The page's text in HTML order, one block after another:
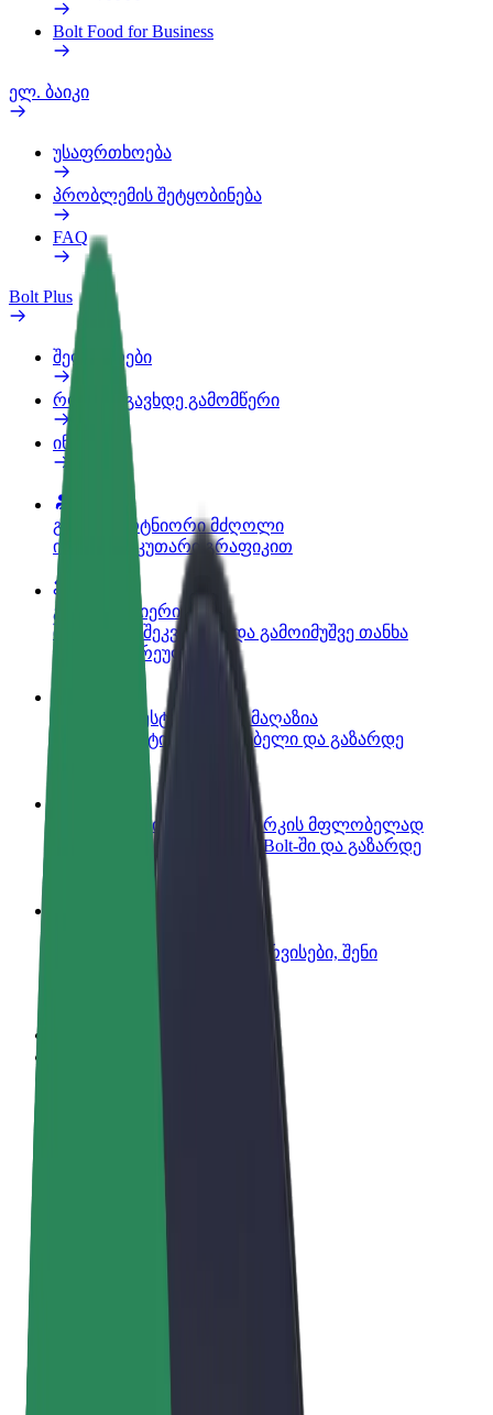
Bolt Food for Business
ელ. ბაიკი
უსაფრთხოება
პრობლემის შეტყობინება
FAQ
Bolt Plus
შეღავათები
როგორ გავხდე გამომწერი
ინფო
გახდი პარტნიორი მძღოლი
იმუშავე საკუთარი გრაფიკით
გახდი კურიერი
შეასრულე შეკვეთები და გამოიმუშვე თანხა
ყოველკვირეულად
დაამატე რესტორანი ან მაღაზია
მოიზიდე მეტი მომხმარებელი და გაზარდე
დარეგისტრირდი ავტოპარკის მფლობელად
დაამატე შენი ავტოპარკი Bolt-ში და გაზარდე
Bolt-ის პროდუქტები და სერვისები, შენი